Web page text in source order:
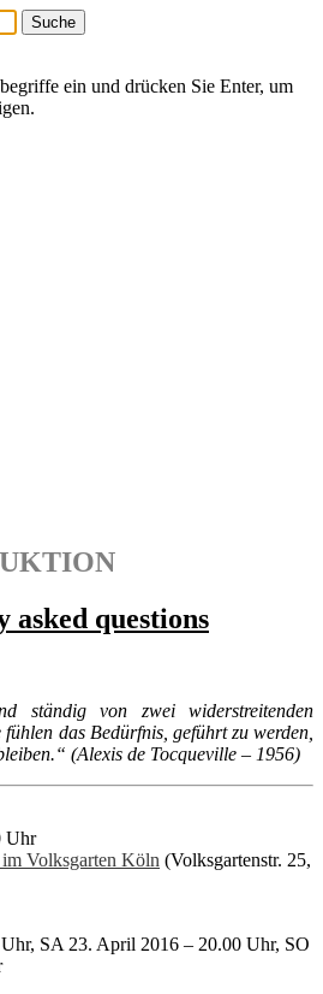
ein und drücken Sie Enter, um
asked questions
ständig von zwei widerstreitenden
das Bedürfnis, geführt zu werden,
(Alexis de Tocqueville – 1956)
Uhr
Volksgarten Köln (Volksgartenstr. 25,
SA 23. April 2016 – 20.00 Uhr, SO